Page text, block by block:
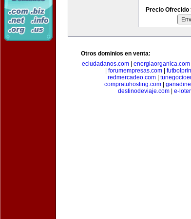
Precio Ofrecido
Otros dominios en venta:
eciudadanos.com| energiaorganica.com|
forumempresas.com
redmercadeo.com|
compratuhosting.com|
destinodeviaje.com
e-